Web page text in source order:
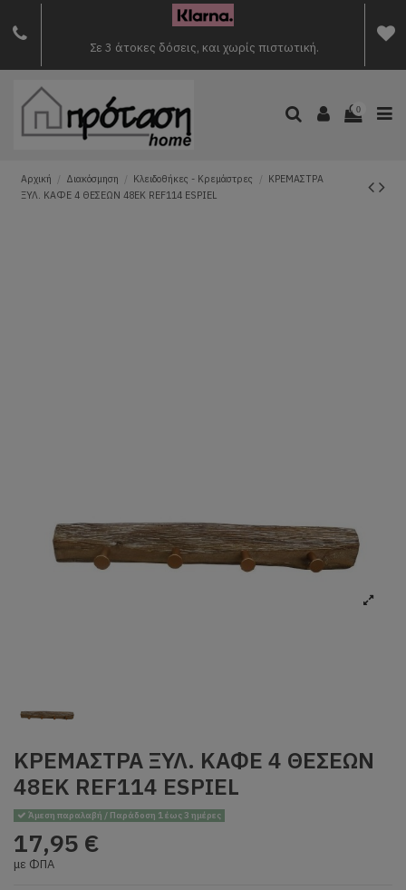
Σε 3 άτοκες δόσεις, και χωρίς πιστωτική.
0
Αρχική Διακόσμηση Κλειδοθήκες - Κρεμάστρες
ΚΡΕΜΑΣΤΡΑ
ΞΥΛ. ΚΑΦΕ 4 ΘΕΣΕΩΝ 48ΕΚ REF114 ESPIEL
ΚΡΕΜΑΣΤΡΑ ΞΥΛ. ΚΑΦΕ 4 ΘΕΣΕΩΝ
48ΕΚ REF114 ESPIEL
Άμεση παραλαβή / Παράδοση 1 έως 3 ημέρες
17,95 €
με ΦΠΑ